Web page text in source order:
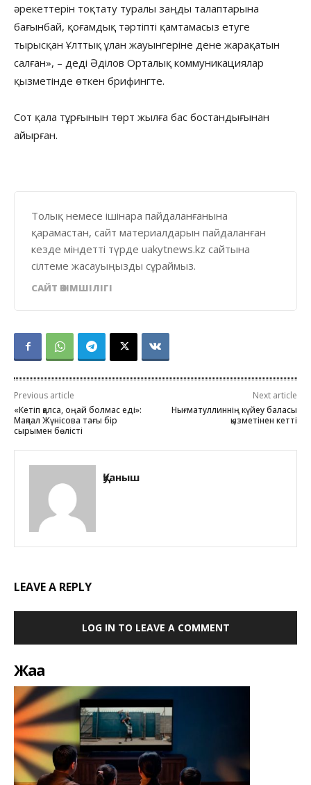
әрекеттерін тоқтату туралы заңды талаптарына
бағынбай, қоғамдық тәртіпті қамтамасыз етуге
тырысқан Ұлттық ұлан жауынгеріне дене жарақатын
салған», – деді Әділов Орталық коммуникациялар
қызметінде өткен брифингте.
Сот қала тұрғынын төрт жылға бас бостандығынан
айырған.
Толық немесе ішінара пайдаланғанына
қарамастан, сайт материалдарын пайдаланған
кезде міндетті түрде uakytnews.kz сайтына
сілтеме жасауыңызды сұраймыз.
САЙТ ӘКІМШІЛІГІ
Previous article
«Кетіп қалса, оңай болмас еді»:
Мақпал Жүнісова тағы бір
сырымен бөлісті
Next article
Нығматуллиннің күйеу баласы
қызметінен кетті
Қуаныш
LEAVE A REPLY
LOG IN TO LEAVE A COMMENT
Жаңа